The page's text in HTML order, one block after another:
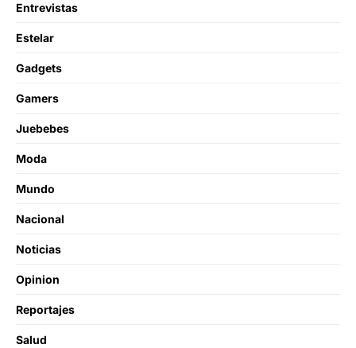
Entrevistas
Estelar
Gadgets
Gamers
Juebebes
Moda
Mundo
Nacional
Noticias
Opinion
Reportajes
Salud